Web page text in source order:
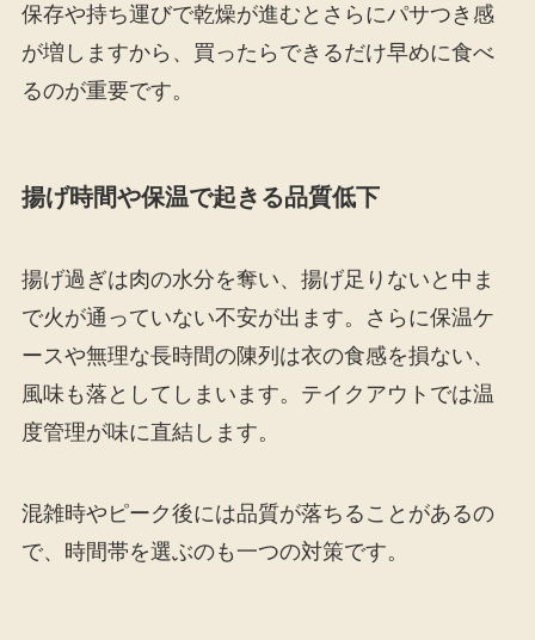
保存や持ち運びで乾燥が進むとさらにパサつき感
が増しますから、買ったらできるだけ早めに食べ
るのが重要です。
揚げ時間や保温で起きる品質低下
揚げ過ぎは肉の水分を奪い、揚げ足りないと中ま
で火が通っていない不安が出ます。さらに保温ケ
ースや無理な長時間の陳列は衣の食感を損ない、
風味も落としてしまいます。テイクアウトでは温
度管理が味に直結します。
混雑時やピーク後には品質が落ちることがあるの
で、時間帯を選ぶのも一つの対策です。